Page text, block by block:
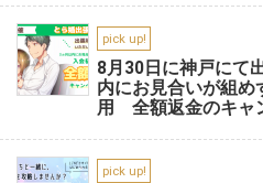
pick up!
8月30日に神戸にて
内にお見合いが組め
用 全額返金のキャ
pick up!